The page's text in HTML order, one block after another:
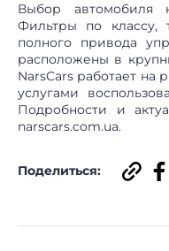
Выбор автомобиля
Фильтры по классу,
полного привода
расположены в
NarsCars работает на
услугами
Подробности и
narscars.com.ua.
Поделиться: